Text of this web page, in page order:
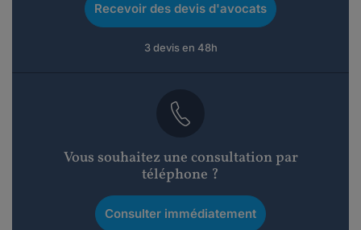
Recevoir des devis d'avocats
3 devis en 48h
Vous souhaitez une consultation par
téléphone ?
Consulter immédiatement